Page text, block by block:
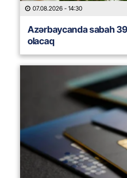
07.08.2026 - 14:30
Azərbaycanda sabah
olacaq